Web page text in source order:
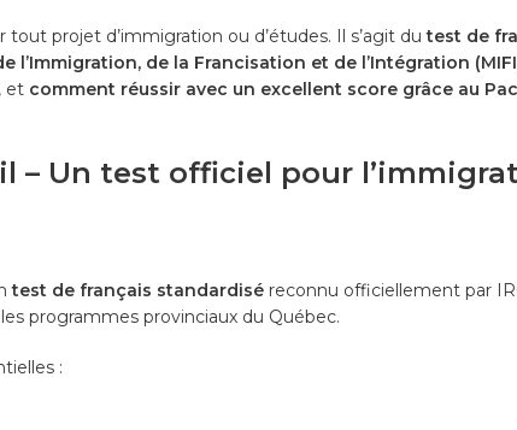
projet d’immigration ou d’études. Il s’agit dutest de
l’Immigration, de la Francisation et de l’Intégration
, et comment réussir avec un excellent score grâce au
– Un test officiel pour
test de français standardisé reconnu officiellement par
programmes provinciaux du Québec.
: